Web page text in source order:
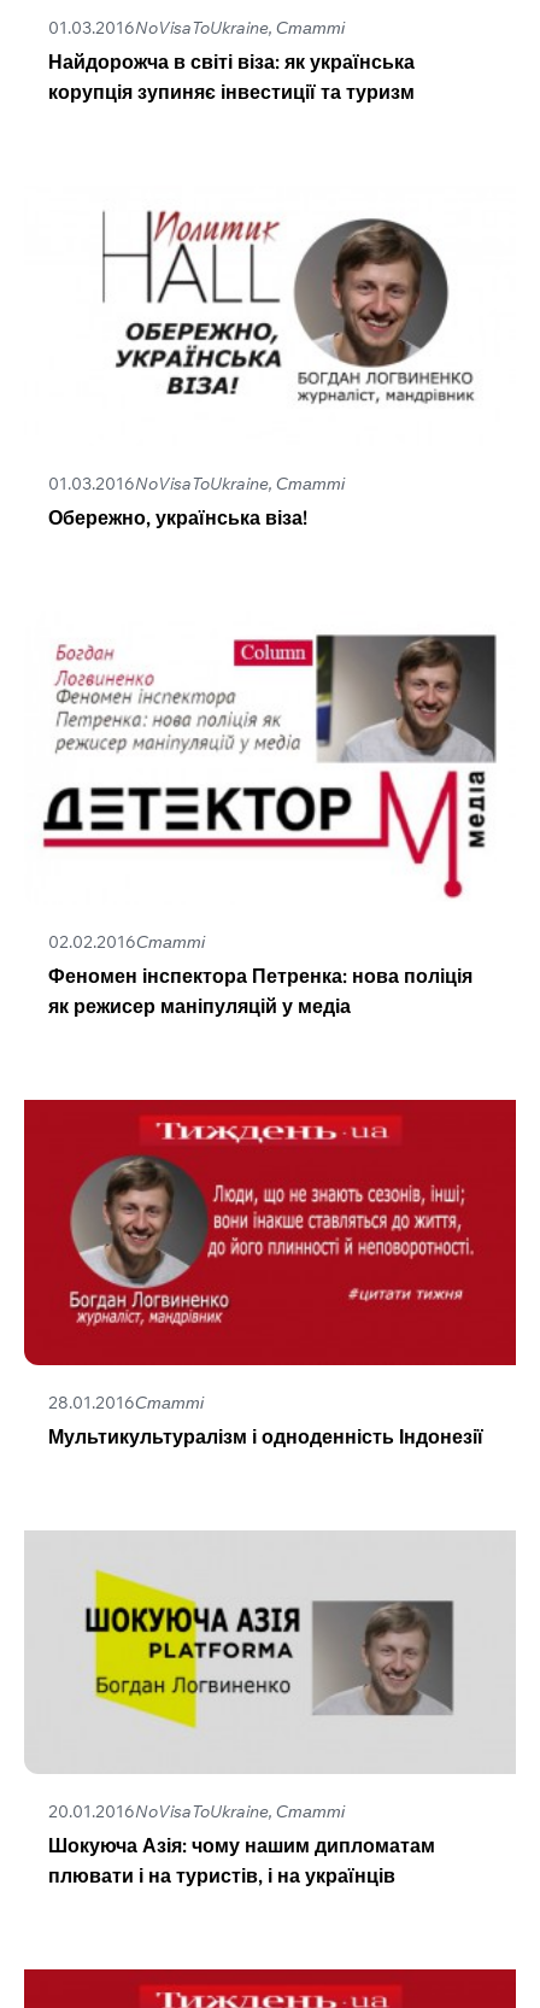
01.03.2016NoVisaToUkraine‬, Статті
Найдорожча в світі віза: як українська
корупція зупиняє інвестиції та туризм
01.03.2016NoVisaToUkraine‬, Статті
Обережно, українська віза!
02.02.2016Статті
Феномен інспектора Петренка: нова поліція
як режисер маніпуляцій у медіа
28.01.2016Статті
Мультикультуралізм і одноденність Індонезії
20.01.2016NoVisaToUkraine‬, Статті
Шокуюча Азія: чому нашим дипломатам
плювати і на туристів, і на українців